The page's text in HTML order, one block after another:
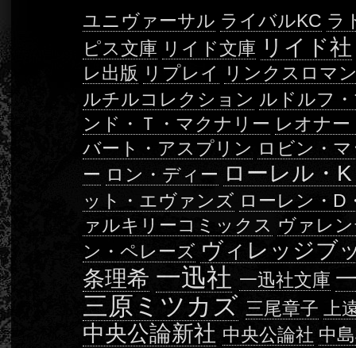
ユニヴァーサル ライバルKC ラ
ピス文庫 リイド文庫 リイド社
レ出版 リプレイ
リンクスロマ
ルチルコレクション ルドルフ
ンド・Ｔ・マクナリー レオナ
バート・アスプリン ロビン・
ー ロン・ディー ローレル・
ット・エヴァンズ ローレン・D
ァルキリーコミックス ヴァレ
ン・ペレーズ ヴィレッジブ
条理希 一迅社 一迅社文庫
三原ミツカズ 三尾章子 上
中央公論新社 中央公論社 中